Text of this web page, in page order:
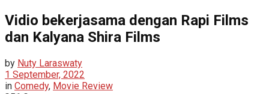
Vidio bekerjasama dengan Rapi Films
dan Kalyana Shira Films
by Nuty Laraswaty
1 September, 2022
in Comedy, Movie Review